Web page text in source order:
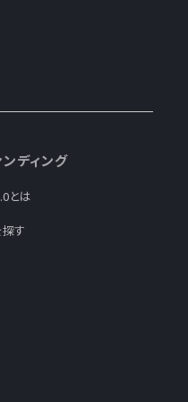
ディング
とは
す